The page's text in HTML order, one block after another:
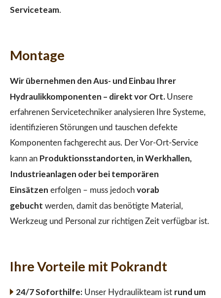
Serviceteam.
Montage
Wir übernehmen den Aus- und Einbau Ihrer
Hydraulikkomponenten – direkt vor Ort. Unsere
erfahrenen Servicetechniker analysieren Ihre Systeme,
identifizieren Störungen und tauschen defekte
Komponenten fachgerecht aus. Der Vor-Ort-Service
kann an Produktionsstandorten, in Werkhallen,
Industrieanlagen oder bei temporären
Einsätzen erfolgen – muss jedoch vorab
gebucht werden, damit das benötigte Material,
Werkzeug und Personal zur richtigen Zeit verfügbar ist.
Ihre Vorteile mit Pokrandt
24/7 Soforthilfe:Unser Hydraulikteam ist rund um